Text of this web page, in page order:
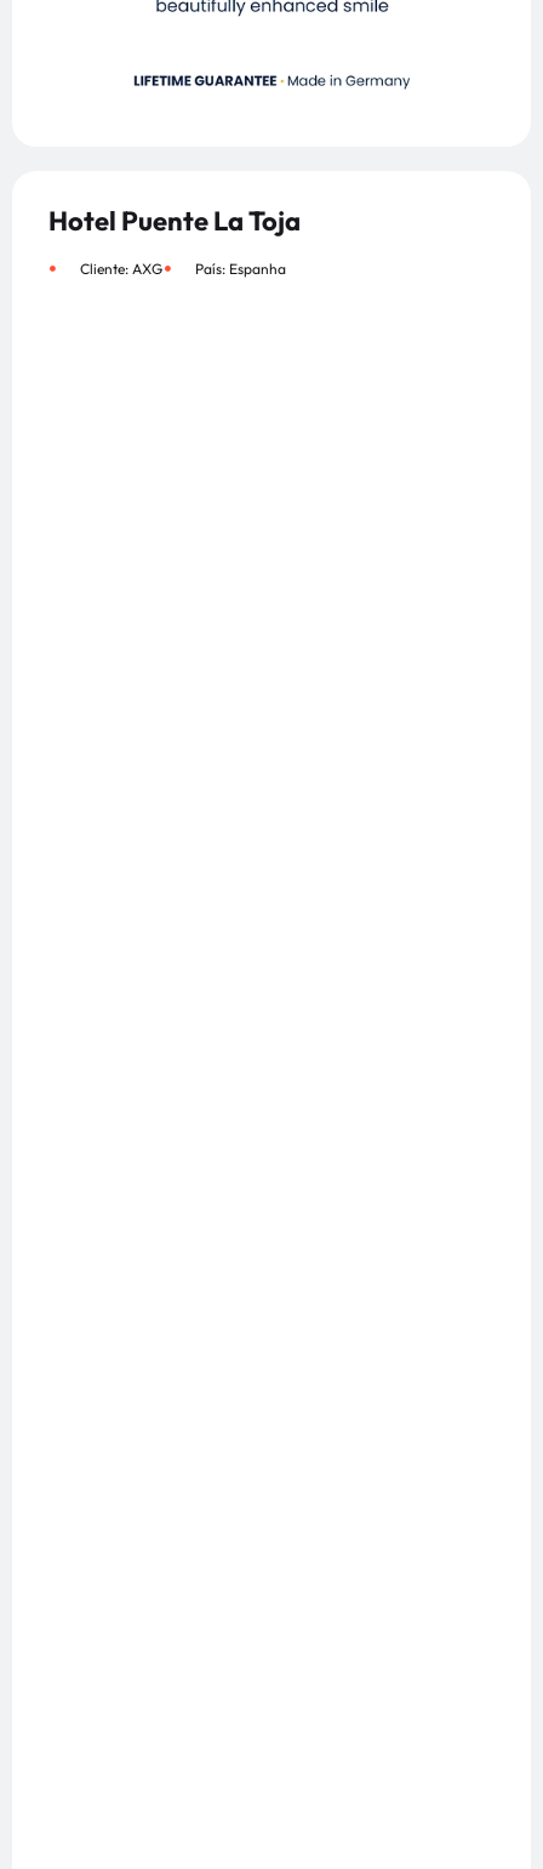
Hotel Puente La Toja
Cliente: AXG País: Espanha